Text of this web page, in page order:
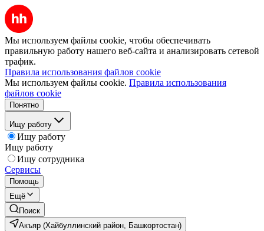
Мы используем файлы cookie, чтобы обеспечивать
правильную работу нашего веб-сайта и анализировать сетевой
трафик.
Правила использования файлов cookie
Мы используем файлы cookie. Правила использования
файлов cookie
Понятно
Ищу работу
Ищу работу
Ищу работу
Ищу сотрудника
Сервисы
Помощь
Ещё
Поиск
Акъяр (Хайбуллинский район, Башкортостан)